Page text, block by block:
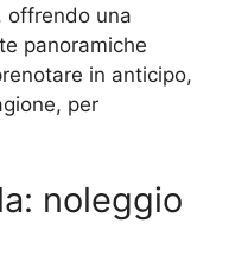
offrendo una
panoramiche
in anticipo,
per
noleggio